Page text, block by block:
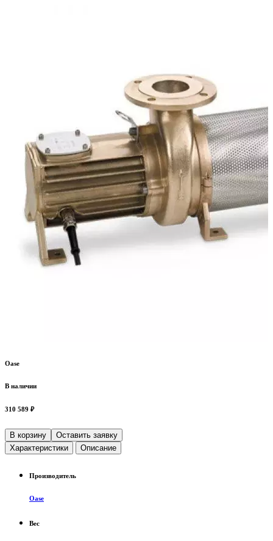
Oase
В наличии
310 589 ₽
В корзину
Оставить заявку
Характеристики
Описание
Производитель
Oase
Вес